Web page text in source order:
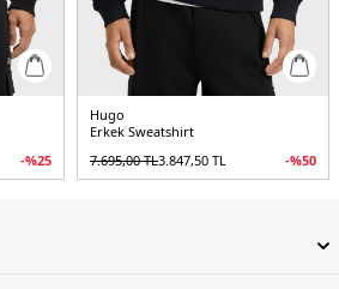
-%25
Hugo
Erkek Sweatshirt
7.695,00TL3.847,50 TL -%50